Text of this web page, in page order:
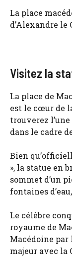
La place
d’Alexandre
Visitez la
La place de
est le cœur de
trouverez
dans le cadre
Bien
», la statue en
sommet d’un
fontaines
Le célèbre
royaume de
Macédoine
majeur avec la